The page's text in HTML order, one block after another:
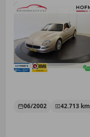
06/2002 42.713 km